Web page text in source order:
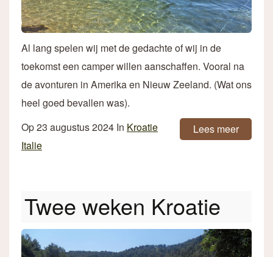
Al lang spelen wij met de gedachte of wij in de
toekomst een camper willen aanschaffen. Vooral na
de avonturen in Amerika en Nieuw Zeeland. (Wat ons
heel goed bevallen was).
Lees meer
Op23 augustus 2024 In Kroatie
Italie
Twee weken Kroatie